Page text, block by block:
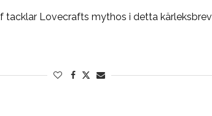
tacklar Lovecrafts mythos i detta kärleksbrev